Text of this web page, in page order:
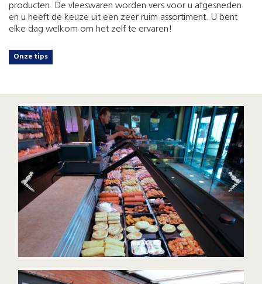
producten. De vleeswaren worden vers voor u afgesneden
en u heeft de keuze uit een zeer ruim assortiment. U bent
elke dag welkom om het zelf te ervaren!
Onze tips